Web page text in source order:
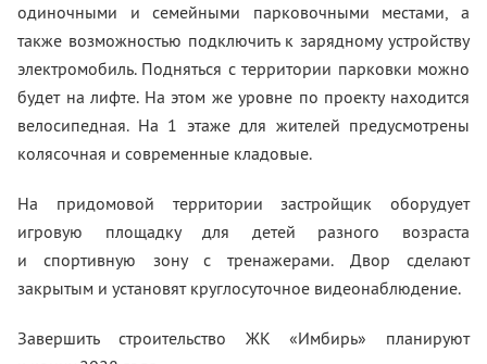
одиночными и семейными парковочными местами, а
также возможностью подключить к зарядному устройству
электромобиль. Подняться с территории парковки можно
будет на лифте. На этом же уровне по проекту находится
велосипедная. На 1 этаже для жителей предусмотрены
колясочная и современные кладовые.
На придомовой территории застройщик оборудует
игровую площадку для детей разного возраста
и спортивную зону с тренажерами. Двор сделают
закрытым и установят круглосуточное видеонаблюдение.
Завершить строительство ЖК «Имбирь» планируют